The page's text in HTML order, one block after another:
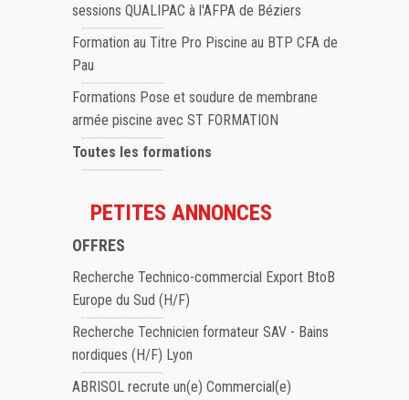
sessions QUALIPAC à l'AFPA de Béziers
Formation au Titre Pro Piscine au BTP CFA de
Pau
Formations Pose et soudure de membrane
armée piscine avec ST FORMATION
Toutes les formations
PETITES ANNONCES
OFFRES
Recherche Technico-commercial Export BtoB
Europe du Sud (H/F)
Recherche Technicien formateur SAV - Bains
nordiques (H/F) Lyon
ABRISOL recrute un(e) Commercial(e)